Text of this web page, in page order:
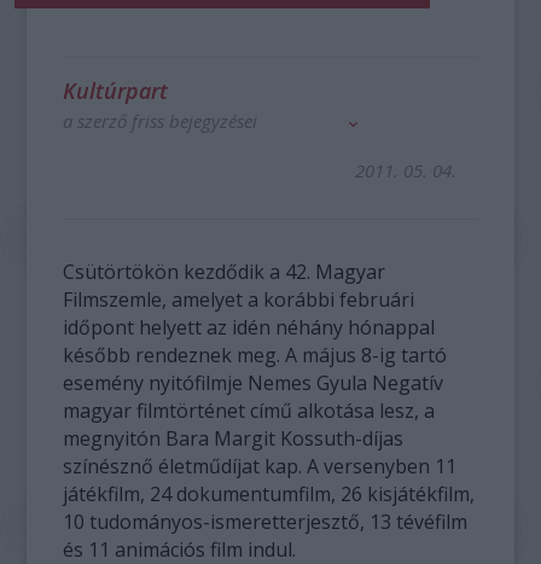
Kultúrpart
a szerző friss bejegyzései
2011. 05. 04.
Csütörtökön kezdődik a 42. Magyar
Filmszemle, amelyet a korábbi februári
időpont helyett az idén néhány hónappal
később rendeznek meg. A május 8-ig tartó
esemény nyitófilmje Nemes Gyula Negatív
magyar filmtörténet című alkotása lesz, a
megnyitón Bara Margit Kossuth-díjas
színésznő életműdíjat kap. A versenyben 11
játékfilm, 24 dokumentumfilm, 26 kisjátékfilm,
10 tudományos-ismeretterjesztő, 13 tévéfilm
és 11 animációs film indul.